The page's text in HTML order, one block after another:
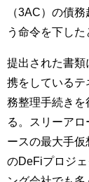
（3AC）の債
う命令を下した
提出された書類
携をしているテ
務整理手続きを
る。スリーア
ースの最大手仮
のDeFiプロジ